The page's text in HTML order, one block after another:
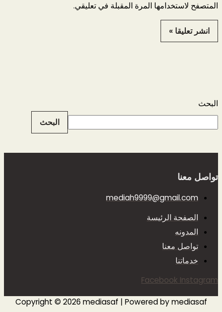
البحث
البحث
المتصفح لاستخدامها المرة المقبلة في تعليقي.
تواصل معنا
mediah9999@gmail.com
الصفحة الرئيسة
المدونه
تواصل معنا
خدماتنا
Facebook Instagram
Copyright © 2026 mediasaf | Powered by mediasaf